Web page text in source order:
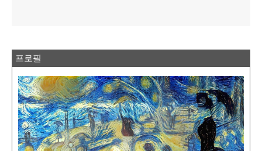
프로필